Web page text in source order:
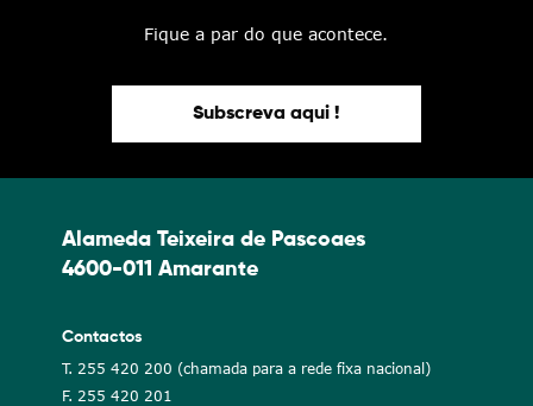
Fique a par do que acontece.
Subscreva aqui !
Alameda Teixeira de Pascoaes
4600-011 Amarante
Contactos
T. 255 420 200 (chamada para a rede fixa nacional)
F. 255 420 201